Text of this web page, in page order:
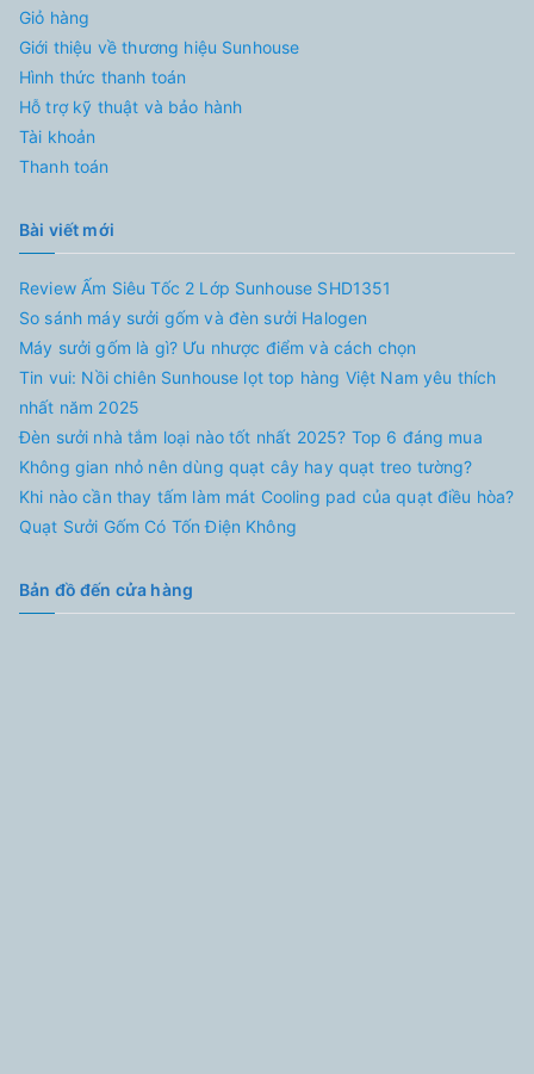
Giỏ hàng
Giới thiệu về thương hiệu Sunhouse
Hình thức thanh toán
Hỗ trợ kỹ thuật và bảo hành
Tài khoản
Thanh toán
Bài viết mới
Review Ấm Siêu Tốc 2 Lớp Sunhouse SHD1351
So sánh máy sưởi gốm và đèn sưởi Halogen
Máy sưởi gốm là gì? Ưu nhược điểm và cách chọn
Tin vui: Nồi chiên Sunhouse lọt top hàng Việt Nam yêu thích
nhất năm 2025
Đèn sưởi nhà tắm loại nào tốt nhất 2025? Top 6 đáng mua
Không gian nhỏ nên dùng quạt cây hay quạt treo tường?
Khi nào cần thay tấm làm mát Cooling pad của quạt điều hòa?
Quạt Sưởi Gốm Có Tốn Điện Không
Bản đồ đến cửa hàng